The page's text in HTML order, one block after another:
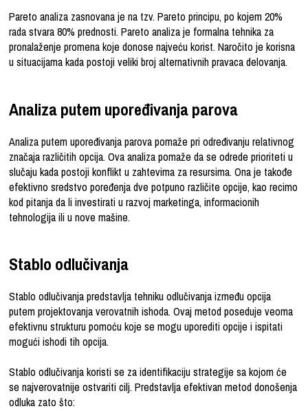
Pareto analiza zasnovana je na tzv. Pareto principu, po kojem 20%
rada stvara 80% prednosti. Pareto analiza je formalna tehnika za
pronalaženje promena koje donose najveću korist. Naročito je korisna
u situacijama kada postoji veliki broj alternativnih pravaca delovanja.
Analiza putem upoređivanja parova
Analiza putem upoređivanja parova pomaže pri određivanju relativnog
značaja različitih opcija. Ova analiza pomaže da se odrede prioriteti u
slučaju kada postoji konflikt u zahtevima za resursima. Ona je takođe
efektivno sredstvo poređenja dve potpuno različite opcije, kao recimo
kod pitanja da li investirati u razvoj marketinga, informacionih
tehnologija ili u nove mašine.
Stablo odlučivanja
Stablo odlučivanja predstavlja tehniku odlučivanja između opcija
putem projektovanja verovatnih ishoda. Ovaj metod poseduje veoma
efektivnu strukturu pomoću koje se mogu uporediti opcije i ispitati
mogući ishodi tih opcija.
Stablo odlučivanja koristi se za identifikaciju strategije sa kojom će
se najverovatnije ostvariti cilj. Predstavlja efektivan metod donošenja
odluka zato što: